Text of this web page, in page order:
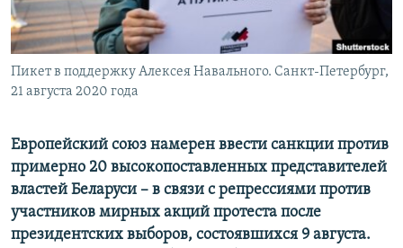
ELIFBE
УКРАИНСКАЯ ПРОБЛЕМА КРЫМА
Все сайты RFE/RL
Пикет в поддержку Алексея Навального. Санкт-Петербург,
21 августа 2020 года
Европейский союз намерен ввести санкции против
примерно 20 высокопоставленных представителей
властей Беларуси – в связи с репрессиями против
участников мирных акций протеста после
президентских выборов, состоявшихся 9 августа.